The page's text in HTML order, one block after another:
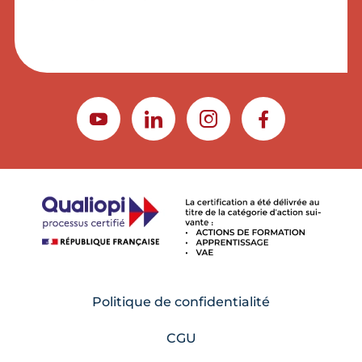
YOUTUBELINKEDININSTAGRAMFACEBOOK
Politique de confidentialité
CGU